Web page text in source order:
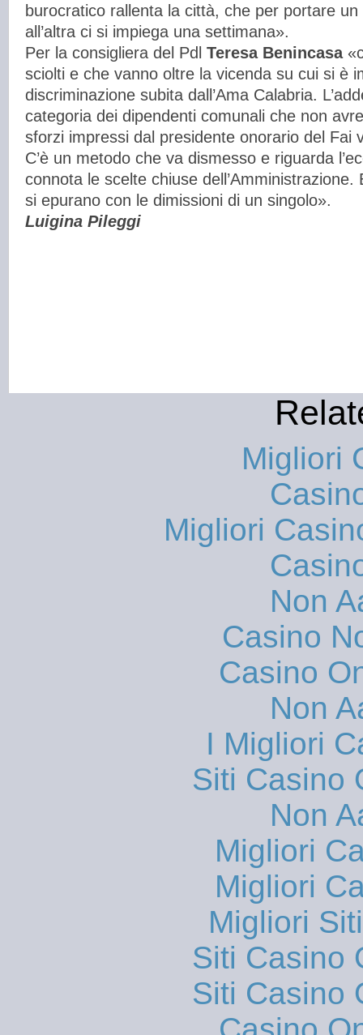
burocratico rallenta la città, che per portare
all’altra ci si impiega una settimana».
Per la consigliera del Pdl Teresa Benincasa
sciolti e che vanno oltre la vicenda su cui si è
discriminazione subita dall’Ama Calabria.
categoria dei dipendenti comunali che non
sforzi impressi dal presidente onorario del Fai
C’è un metodo che va dismesso e riguarda
connota le scelte chiuse
si epurano con le dimissioni di un singolo».
Luigina Pileggi
Migliori
Migliori
Non
Casino
Casino
Non
I Migliori
Siti Casino
Non
Migliori
Migliori
Migliori
Siti Casino
Siti Casino